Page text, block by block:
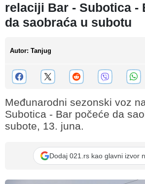
relaciji Bar - Subotica -
da saobraća u subotu
Autor: Tanjug
Međunarodni sezonski voz
Subotica - Bar počeće da
subote, 13. juna.
Dodaj 021.rs kao glavni izvor